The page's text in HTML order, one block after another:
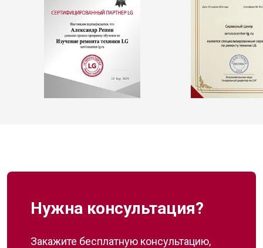
Нужна консультация?
Закажите бесплатную консультацию,